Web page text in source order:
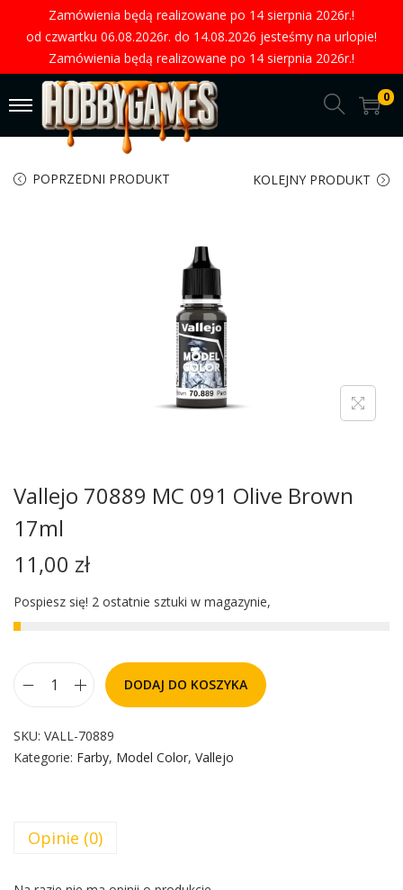
Zamówienia będą realizowane po 14 sierpnia 2026r.!
od czwartku 06.08.2026r. do 14.08.2026 jesteśmy na urlopie!
Zamówienia będą realizowane po 14 sierpnia 2026r.!
0
POPRZEDNI PRODUKT KOLEJNY PRODUKT
Vallejo 70889 MC 091 Olive Brown
17ml
11,00 zł
Pospiesz się! 2 ostatnie sztuki w magazynie,
DODAJ DO KOSZYKA
SKU: VALL-70889
Kategorie: Farby, Model Color, Vallejo
Opinie (0)